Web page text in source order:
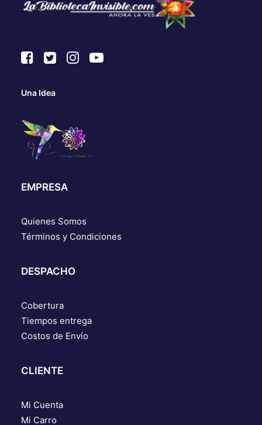
Una Idea
EMPRESA
Quienes Somos
Términos y Condiciones
DESPACHO
Cobertura
Tiempos entrega
Costos de Envío
CLIENTE
Mi Cuenta
Mi Carro